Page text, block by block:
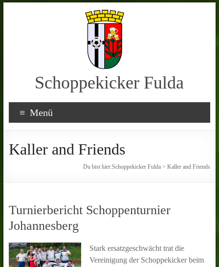
Schoppekicker Fulda
Menü
Kaller and Friends
Du bist hier:Schoppekicker Fulda >Kaller and Friends
Turnierbericht Schoppenturnier
Johannesberg
Stark ersatzgeschwächt trat die
Vereinigung der Schoppekicker beim